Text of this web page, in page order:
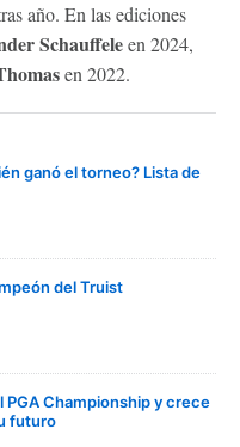
año. En las ediciones
Schauffeleen 2024,
en 2022.
ganó el torneo? Lista de
del Truist
PGA Championship y crece
futuro